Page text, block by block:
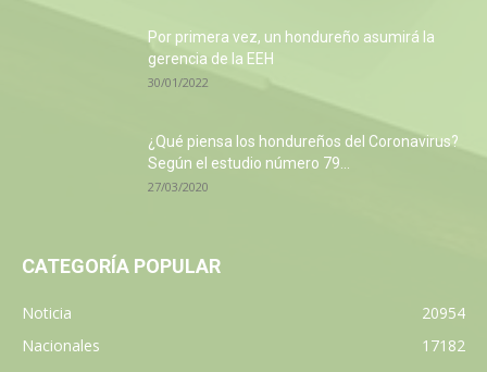
Por primera vez, un hondureño asumirá la
gerencia de la EEH
30/01/2022
¿Qué piensa los hondureños del Coronavirus?
Según el estudio número 79...
27/03/2020
CATEGORÍA POPULAR
Noticia
20954
Nacionales
17182